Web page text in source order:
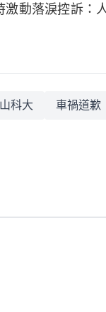
動落淚控訴
科大 車禍道歉